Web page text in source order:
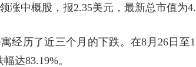
涨中概股，报2.35美元，最新总市值为
经历了近三个月的下跌。在8月26日至
达83.19%。